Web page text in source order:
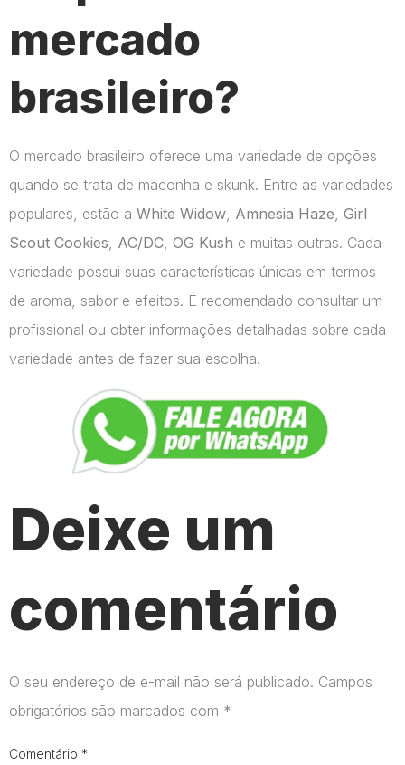
mercado
brasileiro?
O mercado brasileiro oferece uma variedade de opções
quando se trata de maconha e skunk. Entre as variedades
populares, estão a White Widow Amnesia Haze Girl
Scout Cookies AC/DC OG Kush e muitas outras. Cada
variedade possui suas características únicas em termos
de aroma, sabor e efeitos. É recomendado consultar um
profissional ou obter informações detalhadas sobre cada
variedade antes de fazer sua escolha.
Deixe um
comentário
O seu endereço de e-mail não será publicado. Campos
obrigatórios são marcados com *
Comentário *